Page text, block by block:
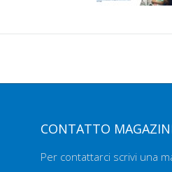
CONTATTO
Per contattarci scrivi una